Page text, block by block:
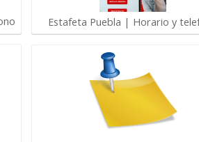
Estafeta Puebla | Horario y